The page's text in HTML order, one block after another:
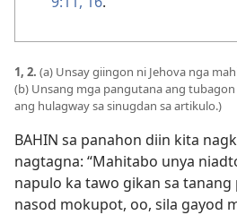
1, 2. (a) Unsay giingon ni Jehova nga
(b) Unsang mga pangutana ang
ang hulagway sa sinugdan sa artikulo.)
BAHIN sa panahon diin kita
nagtagna: “Mahitabo unya
napulo ka tawo gikan sa
nasod mokupot, oo, sila gayod